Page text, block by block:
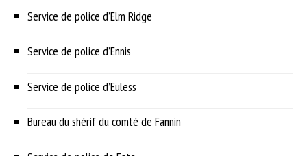
Service de police d’Elm Ridge
Service de police d’Ennis
Service de police d’Euless
Bureau du shérif du comté de Fannin